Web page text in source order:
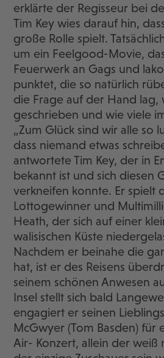
erklärte der Regisseur bei
Tim Key wies darauf hin,
große Rolle spielt.
um ein Feelgood-Movie,
Feuerwerk an Gags und
punktet, die so natürlich
die Frage auf der Hand lag,
geschrieben und wie viele
„Zum Glück sind wir alle so
dass niemand etwas
antwortete Tim Key, der in
bekannt ist und sich diesen
verkneifen konnte. Er spielt
Lottogewinner und
Heath, der sich auf einer
walisischen Küste
Nachdem er beinahe die
hat, ist er des Reisens
seinem schönen Anwesen
Insel stellt sich bald
engagiert er seinen
McGwyer (Tom Basden) für
Air- Konzert, allein der weiß